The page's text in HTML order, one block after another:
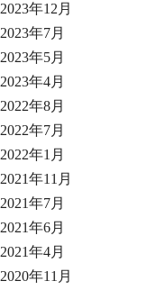
2023年12月
2023年7月
2023年5月
2023年4月
2022年8月
2022年7月
2022年1月
2021年11月
2021年7月
2021年6月
2021年4月
2020年11月